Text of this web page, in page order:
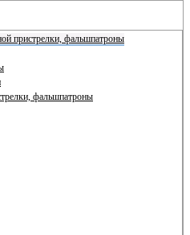
пристрелки, фальшпатроны
фальшпатроны